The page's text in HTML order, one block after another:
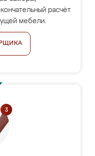
расчёт
мебели.